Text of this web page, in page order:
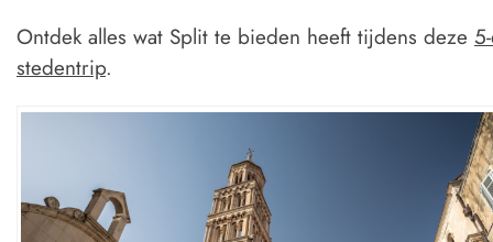
Ontdek alles wat Split te bieden heeft tijdens deze
stedentrip.